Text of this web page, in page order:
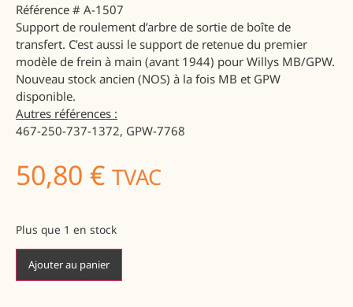
Référence # A-1507
Support de roulement d’arbre de sortie de boîte de
transfert. C’est aussi le support de retenue du premier
modèle de frein à main (avant 1944) pour Willys MB/GPW.
Nouveau stock ancien (NOS) à la fois MB et GPW
disponible.
Autres références :
467-250-737-1372, GPW-7768
50,80 € TVAC
Plus que 1 en stock
Ajouter au panier